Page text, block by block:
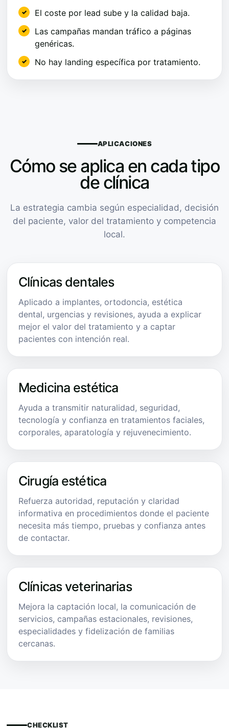
El coste por lead sube y la calidad baja.
Las campañas mandan tráfico a páginas
genéricas.
No hay landing específica por tratamiento.
APLICACIONES
Cómo se aplica en cada tipo
de clínica
La estrategia cambia según especialidad, decisión
del paciente, valor del tratamiento y competencia
local.
Clínicas dentales
Aplicado a implantes, ortodoncia, estética
dental, urgencias y revisiones, ayuda a explicar
mejor el valor del tratamiento y a captar
pacientes con intención real.
Medicina estética
Ayuda a transmitir naturalidad, seguridad,
tecnología y confianza en tratamientos faciales,
corporales, aparatología y rejuvenecimiento.
Cirugía estética
Refuerza autoridad, reputación y claridad
informativa en procedimientos donde el paciente
necesita más tiempo, pruebas y confianza antes
de contactar.
Clínicas veterinarias
Mejora la captación local, la comunicación de
servicios, campañas estacionales, revisiones,
especialidades y fidelización de familias
cercanas.
CHECKLIST